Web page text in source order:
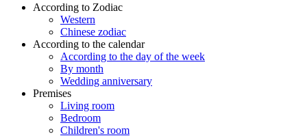
According to Zodiac
Western
Chinese zodiac
According to the calendar
According to the day of the week
By month
Wedding anniversary
Premises
Living room
Bedroom
Children's room